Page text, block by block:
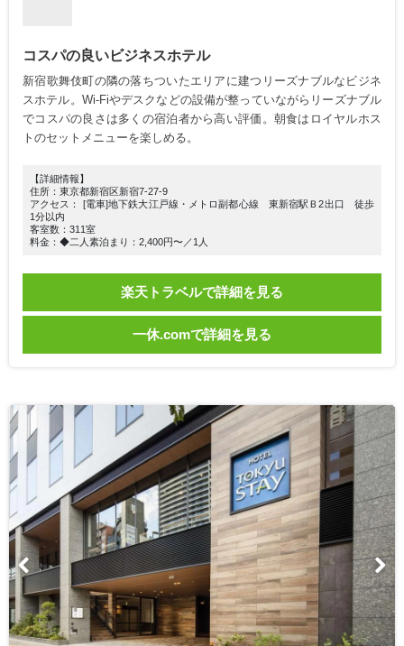
コスパの良いビジネスホテル
新宿歌舞伎町の隣の落ちついたエリアに建つリーズナブルなビジネ
スホテル。Wi-Fiやデスクなどの設備が整っていながらリーズナブル
でコスパの良さは多くの宿泊者から高い評価。朝食はロイヤルホス
トのセットメニューを楽しめる。
【詳細情報】
住所：東京都新宿区新宿7-27-9
アクセス： [電車]地下鉄大江戸線・メトロ副都心線 東新宿駅Ｂ2出口 徒歩
1分以内
客室数：311室
料金：◆二人素泊まり：2,400円〜／1人
楽天トラベルで詳細を見る
一休.comで詳細を見る